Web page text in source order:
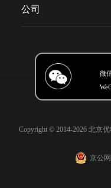
公司
微
Copyright © 2014-2026 北京
京公